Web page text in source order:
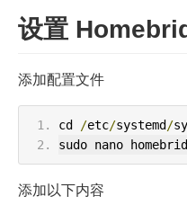
设置
添加配置文件
cd /etc/systemd /
sudo nano
添加以下内容